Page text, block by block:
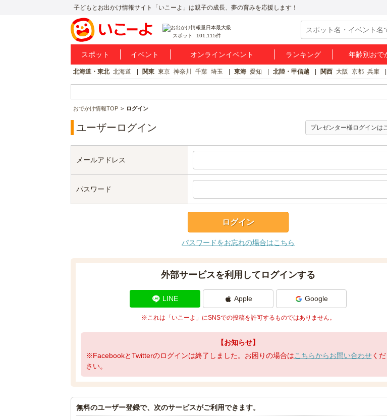
子どもとお出かけ情報サイト「いこーよ」は親子の成長、夢の育みを応援します！
スポット 101,115件
スポット イベント オンラインイベント ランキング 年齢別おで
北海道・東北 北海道 関東 東京 神奈川 千葉 埼玉 東海 愛知 北陸・甲信越 関西 大阪 京都 兵庫
おでかけ情報TOP ログイン
ユーザーログイン プレゼンター様ログインは
メールアドレス
パスワード
パスワードをお忘れの場合はこちら
外部サービスを利用してログインする
LINE Apple Google
※これは「いこーよ」にSNSでの投稿を許可するものではありません。
【お知らせ】
※FacebookとTwitterのログインは終了しました。お困りの場合はこちらからお問い合わせくだ
さい。
無料のユーザー登録で、次のサービスがご利用できます。